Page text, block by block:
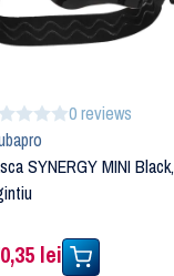
0 reviews
SYNERGY MINI Black,
lei